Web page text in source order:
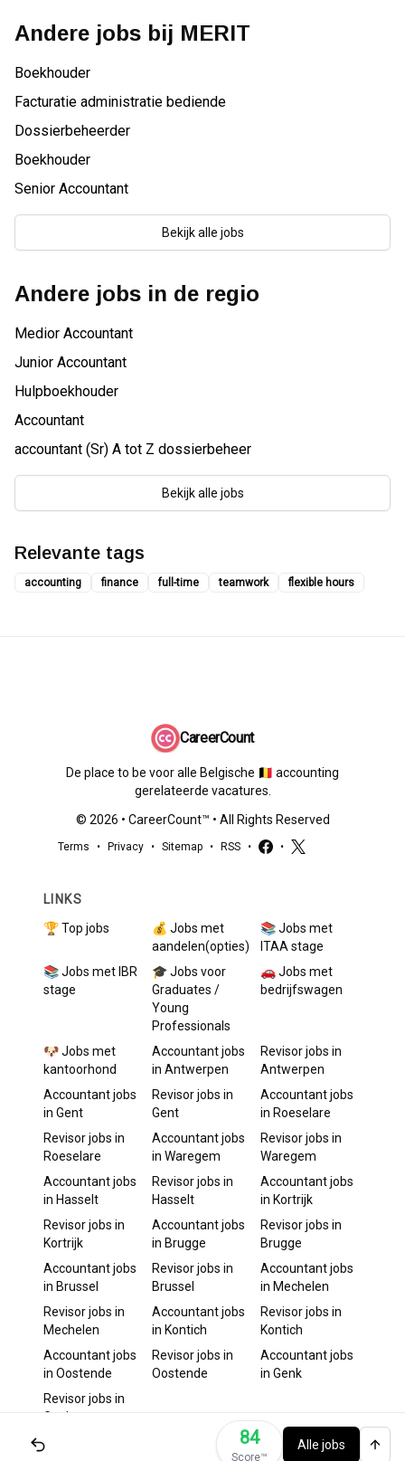
Andere jobs bij MERIT
Boekhouder
Facturatie administratie bediende
Dossierbeheerder
Boekhouder
Senior Accountant
Bekijk alle jobs
Andere jobs in de regio
Medior Accountant
Junior Accountant
Hulpboekhouder
Accountant
accountant (Sr) A tot Z dossierbeheer
Bekijk alle jobs
Relevante tags
accounting finance full-time teamwork flexible hours
84
Score™️
Alle jobs
CareerCount
De place to be voor alle Belgische 🇧🇪 accounting
gerelateerde vacatures.
© 2026 • CareerCount™ • All Rights Reserved
Terms • Privacy • Sitemap • RSS • •
LINKS
🏆 Top jobs
💰 Jobs met
aandelen(opties)
📚 Jobs met
ITAA stage
📚 Jobs met IBR
stage
🎓 Jobs voor
Graduates /
Young
Professionals
🚗 Jobs met
bedrijfswagen
🐶 Jobs met
kantoorhond
Accountantjobs
in Antwerpen
Revisorjobs in
Antwerpen
Accountantjobs
in Gent
Revisorjobs in
Gent
Accountantjobs
in Roeselare
Revisorjobs in
Roeselare
Accountantjobs
in Waregem
Revisorjobs in
Waregem
Accountantjobs
in Hasselt
Revisorjobs in
Hasselt
Accountantjobs
in Kortrijk
Revisorjobs in
Kortrijk
Accountantjobs
in Brugge
Revisorjobs in
Brugge
Accountantjobs
in Brussel
Revisorjobs in
Brussel
Accountantjobs
in Mechelen
Revisorjobs in
Mechelen
Accountantjobs
in Kontich
Revisorjobs in
Kontich
Accountantjobs
in Oostende
Revisorjobs in
Oostende
Accountantjobs
in Genk
Revisorjobs in
Genk